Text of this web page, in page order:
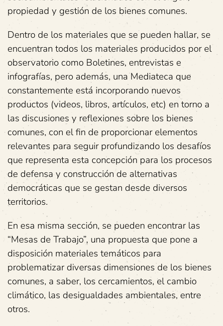
propiedad y gestión de los bienes comunes.
Dentro de los materiales que se pueden hallar, se
encuentran todos los materiales producidos por el
observatorio como Boletines, entrevistas e
infografías, pero además, una Mediateca que
constantemente está incorporando nuevos
productos (videos, libros, artículos, etc) en torno a
las discusiones y reflexiones sobre los bienes
comunes, con el fin de proporcionar elementos
relevantes para seguir profundizando los desafíos
que representa esta concepción para los procesos
de defensa y construcción de alternativas
democráticas que se gestan desde diversos
territorios.
En esa misma sección, se pueden encontrar las
“Mesas de Trabajo”, una propuesta que pone a
disposición materiales temáticos para
problematizar diversas dimensiones de los bienes
comunes, a saber, los cercamientos, el cambio
climático, las desigualdades ambientales, entre
otros.